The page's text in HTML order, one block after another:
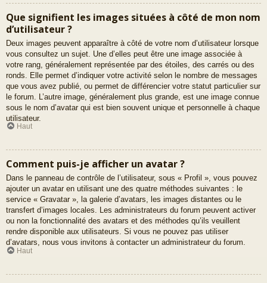
Que signifient les images situées à côté de mon nom
d’utilisateur ?
Deux images peuvent apparaître à côté de votre nom d’utilisateur lorsque
vous consultez un sujet. Une d’elles peut être une image associée à
votre rang, généralement représentée par des étoiles, des carrés ou des
ronds. Elle permet d’indiquer votre activité selon le nombre de messages
que vous avez publié, ou permet de différencier votre statut particulier sur
le forum. L’autre image, généralement plus grande, est une image connue
sous le nom d’avatar qui est bien souvent unique et personnelle à chaque
utilisateur.
Haut
Comment puis-je afficher un avatar ?
Dans le panneau de contrôle de l’utilisateur, sous « Profil », vous pouvez
ajouter un avatar en utilisant une des quatre méthodes suivantes : le
service « Gravatar », la galerie d’avatars, les images distantes ou le
transfert d’images locales. Les administrateurs du forum peuvent activer
ou non la fonctionnalité des avatars et des méthodes qu’ils veuillent
rendre disponible aux utilisateurs. Si vous ne pouvez pas utiliser
d’avatars, nous vous invitons à contacter un administrateur du forum.
Haut